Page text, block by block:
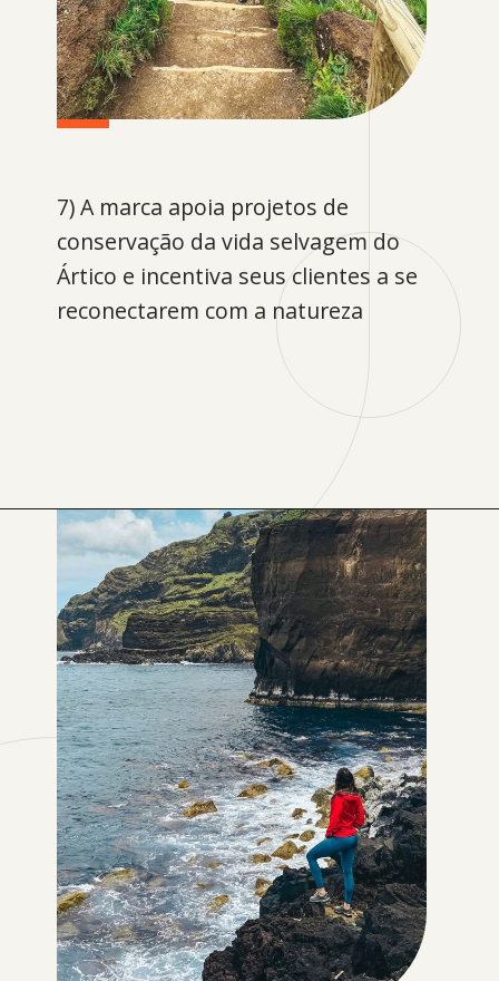
7) A marca apoia projetos de
conservação da vida selvagem do
Ártico e incentiva seus clientes a se
reconectarem com a natureza
Opening